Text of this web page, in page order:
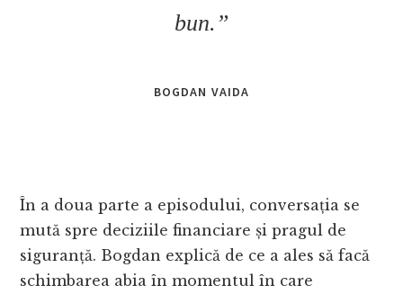
bun.”
BOGDAN VAIDA
În a doua parte a episodului, conversația se
mută spre deciziile financiare și pragul de
siguranță. Bogdan explică de ce a ales să facă
schimbarea abia în momentul în care